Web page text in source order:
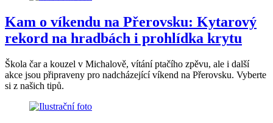
Kam o víkendu na Přerovsku: Kytarový
rekord na hradbách i prohlídka krytu
Škola čar a kouzel v Michalově, vítání ptačího zpěvu, ale i další
akce jsou připraveny pro nadcházející víkend na Přerovsku. Vyberte
si z našich tipů.